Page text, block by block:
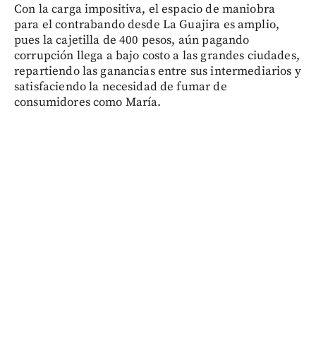
Con la carga impositiva, el espacio de maniobra
para el contrabando desde La Guajira es amplio,
pues la cajetilla de 400 pesos, aún pagando
corrupción llega a bajo costo a las grandes ciudades,
repartiendo las ganancias entre sus intermediarios y
satisfaciendo la necesidad de fumar de
consumidores como María.